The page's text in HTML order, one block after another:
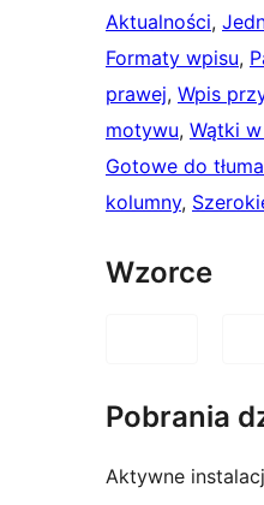
Aktualności,
Formaty wpisu,
prawej, Wpis
motywu, Wątki
Gotowe do
kolumny,
Wzorce
Pobrania
Aktywne